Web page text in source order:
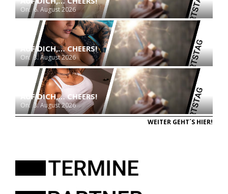
On: 6. August 2026
AUF DICH,… CHEERS!
On: 3. August 2026
AUF DICH,… CHEERS!
On: 3. August 2026
WEITER GEHT´S HIER!